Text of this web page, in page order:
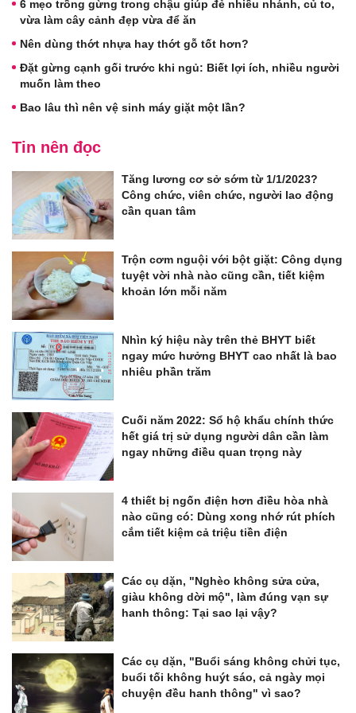
6 mẹo trồng gừng trong chậu giúp đẻ nhiều nhánh, củ to,
vừa làm cây cảnh đẹp vừa để ăn
Nên dùng thớt nhựa hay thớt gỗ tốt hơn?
Đặt gừng cạnh gối trước khi ngủ: Biết lợi ích, nhiều người
muốn làm theo
Bao lâu thì nên vệ sinh máy giặt một lần?
Tin nên đọc
Tăng lương cơ sở sớm từ 1/1/2023?
Công chức, viên chức, người lao động
cần quan tâm
Trộn cơm nguội với bột giặt: Công dụng
tuyệt vời nhà nào cũng cần, tiết kiệm
khoản lớn mỗi năm
Nhìn ký hiệu này trên thẻ BHYT biết
ngay mức hưởng BHYT cao nhất là bao
nhiêu phần trăm
Cuối năm 2022: Sổ hộ khẩu chính thức
hết giá trị sử dụng người dân cần làm
ngay những điều quan trọng này
4 thiết bị ngốn điện hơn điều hòa nhà
nào cũng có: Dùng xong nhớ rút phích
cắm tiết kiệm cả triệu tiền điện
Các cụ dặn, "Nghèo không sửa cửa,
giàu không dời mộ", làm đúng vạn sự
hanh thông: Tại sao lại vậy?
Các cụ dặn, "Buổi sáng không chửi tục,
buổi tối không huýt sáo, cả ngày mọi
chuyện đều hanh thông" vì sao?